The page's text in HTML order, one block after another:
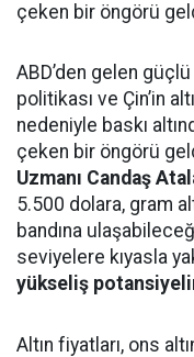
çeken bir öngörü
ABD’den gelen
politikası ve Çin’in
nedeniyle baskı
çeken bir öngörü
Uzmanı Candaş
5.500 dolara, gram
bandına
seviyelere kıyasla
yükseliş
Altın fiyatları, ons